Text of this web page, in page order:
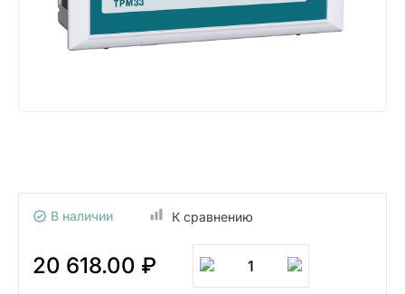
В наличии К сравнению
20 618.00 ₽ 1